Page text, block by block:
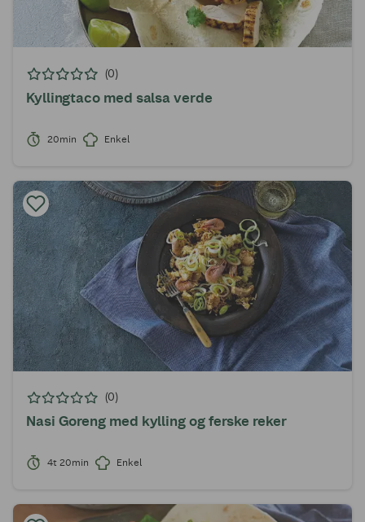
(0)
Kyllingtaco med salsa verde
20min Enkel
(0)
Nasi Goreng med kylling og ferske reker
4t 20min Enkel